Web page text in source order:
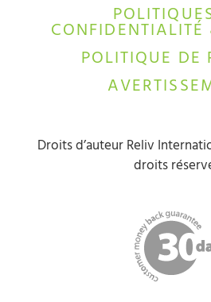
POLITIQUE DE
Droits d’auteur Reliv
droits